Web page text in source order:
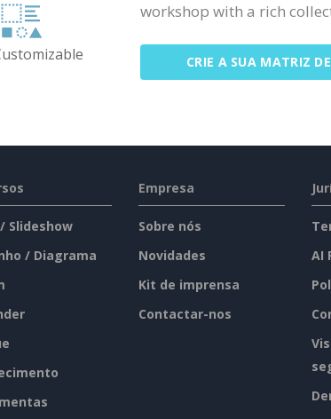
workshop with a rich
CRIE A SUA MATRIZ
Slideshow
/ Diagrama
Empresa
Sobre nós
Novidades
Kit de imprensa
Contactar-nos
AI